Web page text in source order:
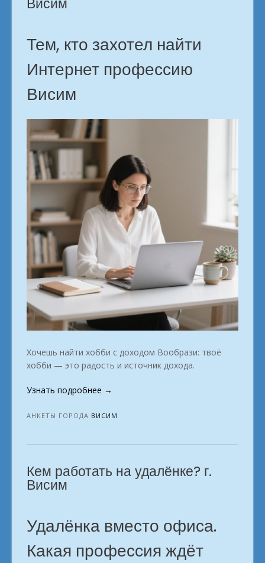
Тем, кто захотел найти
Интернет профессию
Висим
Хочешь найти хобби с доходом Вообрази: твоё
хобби — это радость и источник дохода.
Узнать подробнее «Онлайн-
профессий:
г.
→
АНКЕТЫ ГОРОДА ВИСИМ
Кем работать на удалёнке? г.
Висим
Удалёнка вместо офиса.
Какая профессия ждёт